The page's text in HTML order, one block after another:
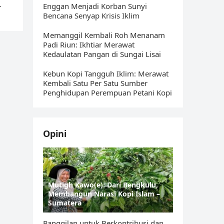
Enggan Menjadi Korban Sunyi
Bencana Senyap Krisis Iklim
Memanggil Kembali Roh Menanam
Padi Riun: Ikhtiar Merawat
Kedaulatan Pangan di Sungai Lisai
Kebun Kopi Tangguh Iklim: Merawat
Kembali Satu Per Satu Sumber
Penghidupan Perempuan Petani Kopi
Opini
Mutigh Kawo(e): Dari Bengkulu,
Membangun Narasi Kopi Islam –
Sumatera